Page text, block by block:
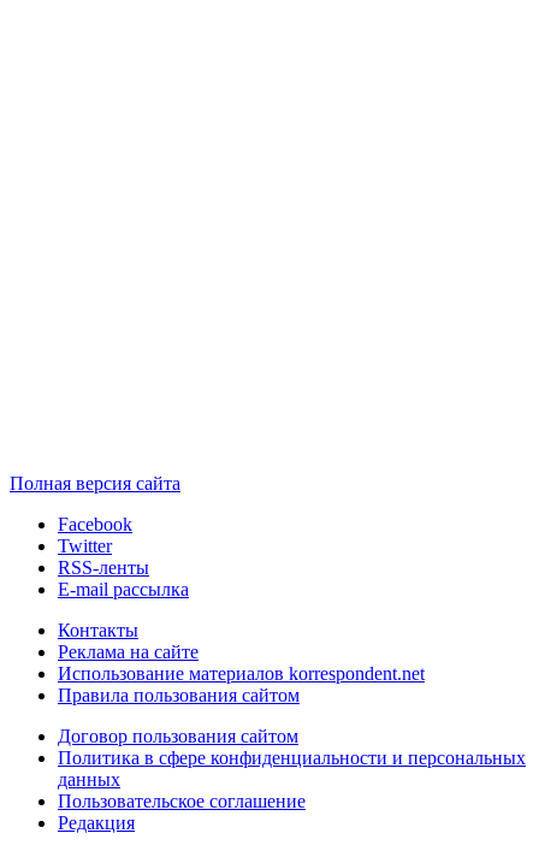
Полная версия сайта
Facebook
Twitter
RSS-ленты
E-mail рассылка
Контакты
Реклама на сайте
Использование материалов korrespondent.net
Правила пользования сайтом
Договор пользования сайтом
Политика в сфере конфиденциальности и персональных
данных
Пользовательское соглашение
Редакция